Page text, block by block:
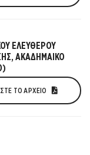
ΕΛΕΥΘΕΡΟΥ
ΑΚΑΔΗΜΑΙΚΟ
ΤΟ ΑΡΧΕΊΟ